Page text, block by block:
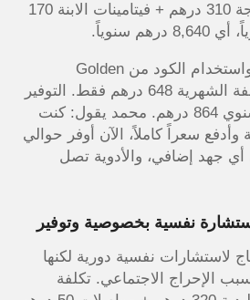
240 درهم + أدوية الزوجة 310 درهم + فيتامينات الابنة 170
بعد اكتشاف myAster واستخدام الكود من Golden
couponz، أصبحت التكلفة الشهرية 648 درهم فقط. التوفير
الشهري 72 درهم، والسنوي 864 درهم. محمد يقول: كنت
سعراً كاملاً، الآن أوفر حوالي
أي جهد إضافي، والأدوية تصل
استشارة نفسية بخصوصية وتوفير
تحتاج لاستشارات نفسية دورية لكنها
الإحراج الاجتماعي. تكلفة